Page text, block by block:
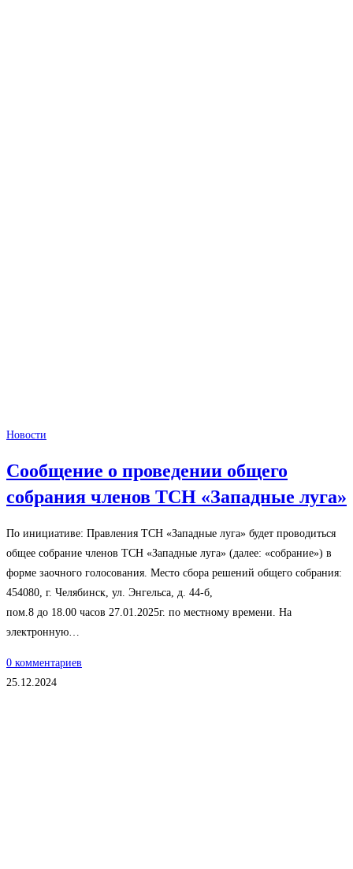
Новости
Сообщение о проведении общего
собрания членов ТСН «Западные луга»
По инициативе: Правления ТСН «Западные луга» будет проводиться
общее собрание членов ТСН «Западные луга» (далее: «собрание») в
форме заочного голосования. Место сбора решений общего собрания:
454080, г. Челябинск, ул. Энгельса, д. 44-б,
пом.8 до 18.00 часов 27.01.2025г. по местному времени. На
электронную…
0 комментариев
25.12.2024